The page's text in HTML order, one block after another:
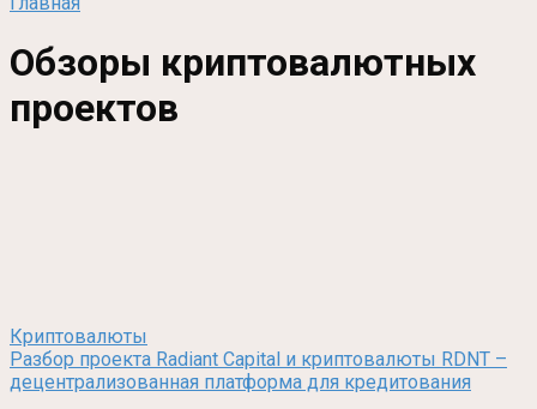
Обзоры криптовалютных
проектов
Криптовалюты
Разбор проекта Radiant Capital и криптовалюты RDNT –
децентрализованная платформа для кредитования